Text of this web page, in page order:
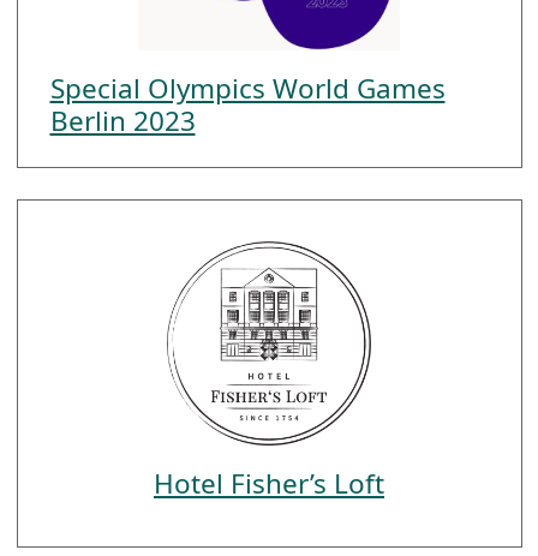
Special Olympics World Games
Berlin 2023
Hotel Fisher’s Loft